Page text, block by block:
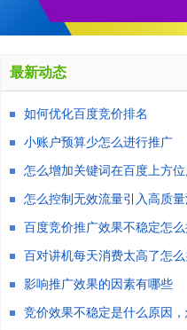
最新动态
如何优化百度竞价排名
小账户预算少怎么进行推广
怎么增加关键词在百度上方
怎么控制无效流量引入高质
百度竞价推广效果不稳定怎
百对讲机每天消费太高了怎
影响推广效果的因素有哪些
竞价效果不稳定是什么原因